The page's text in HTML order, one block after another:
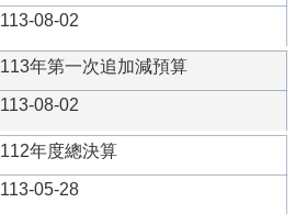
113-08-02
113年第一次追加減預算
113-08-02
112年度總決算
113-05-28